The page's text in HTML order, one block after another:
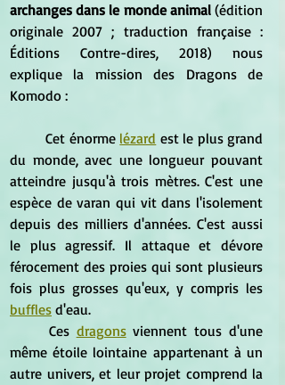
archanges dans le monde animal (édition
originale 2007 ; traduction française :
Éditions Contre-dires, 2018) nous
explique la mission des Dragons de
Komodo :
	Cet énorme
lézard est le plus grand
du monde, avec une longueur pouvant
atteindre jusqu'à trois mètres. C'est une
espèce de varan qui vit dans l'isolement
depuis des milliers d'années. C'est aussi
le plus agressif. Il attaque et dévore
férocement des proies qui sont plusieurs
buffles d'eau.
	Ces
dragons viennent tous d'une
même étoile lointaine appartenant à un
autre univers, et leur projet comprend la